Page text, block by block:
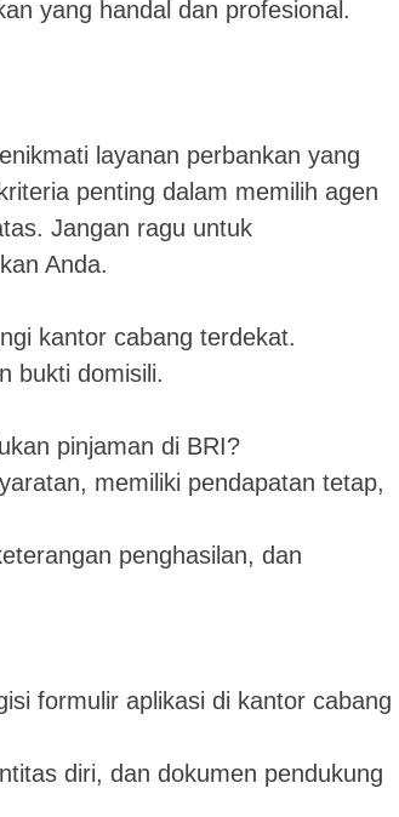
yang handal dan profesional.
layanan perbankan yang
penting dalam memilih agen
Jangan ragu untuk
Anda.
kantor cabang terdekat.
bukti domisili.
pinjaman di BRI?
memiliki pendapatan tetap,
penghasilan, dan
formulir aplikasi di kantor cabang
diri, dan dokumen pendukung